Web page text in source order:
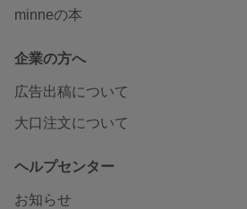
minneの本
企業の方へ
広告出稿について
大口注文について
ヘルプセンター
お知らせ